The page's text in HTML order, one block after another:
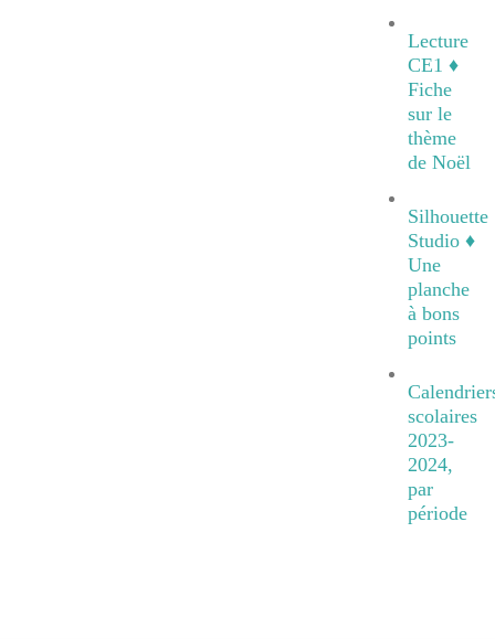
Lecture
CE1 ♦
Fiche
sur le
thème
de Noël
Silhouette
Studio ♦
Une
planche
à bons
points
scolaires
2023-
2024,
par
période